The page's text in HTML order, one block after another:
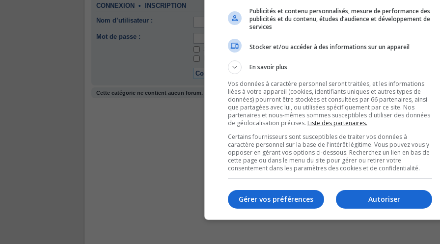
CONNEXION • INSCRIPTION
Nom d’utilisateur :
Mot de passe :
Se souvenir de moi
Masquer ma présence lors de cette session
Cette catégorie ne contient aucun forum.
Publicités et contenu personnalisés, mesure de performance des
publicités et du contenu, études d’audience et développement de
services
Stocker et/ou accéder à des informations sur un appareil
En savoir plus
Vos données à caractère personnel seront traitées, et les informations
liées à votre appareil (cookies, identifiants uniques et autres types de
données) pourront être stockées et consultées par 66 partenaires, ainsi
que partagées avec lui, ou utilisées spécifiquement par ce site. Nos
partenaires et nous-mêmes sommes susceptibles d'utiliser des données
de géolocalisation précises. Liste des partenaires.
Certains fournisseurs sont susceptibles de traiter vos données à
caractère personnel sur la base de l'intérêt légitime. Vous pouvez vous y
opposer en gérant vos options ci-dessous. Recherchez un lien en bas de
cette page ou dans le menu du site pour gérer ou retirer votre
consentement dans les paramètres des cookies et de confidentialité.
Autoriser
Gérer vos préférences